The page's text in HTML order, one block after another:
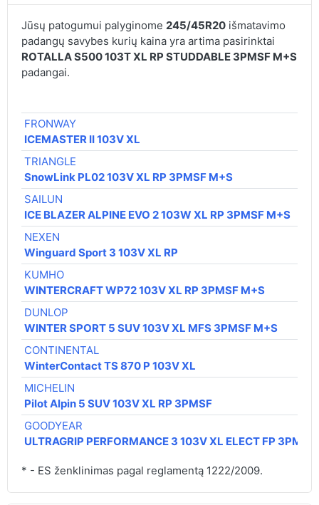
Jūsų patogumui palyginome 245/45R20išmatavimo
padangų savybes kurių kaina yra artima pasirinktai
ROTALLA S500 103T XL RP STUDDABLE 3PMSF M+S
padangai.
FRONWAY
ICEMASTER II 103V XL
TRIANGLE
SnowLink PL02 103V XL RP 3PMSF M+S
SAILUN
ICE BLAZER ALPINE EVO 2 103W XL RP 3PMSF M+S
NEXEN
Winguard Sport 3 103V XL RP
KUMHO
WINTERCRAFT WP72 103V XL RP 3PMSF M+S
DUNLOP
WINTER SPORT 5 SUV 103V XL MFS 3PMSF M+S
CONTINENTAL
WinterContact TS 870 P 103V XL
MICHELIN
Pilot Alpin 5 SUV 103V XL RP 3PMSF
GOODYEAR
ULTRAGRIP PERFORMANCE 3 103V XL ELECT FP
* - ES ženklinimas pagal reglamentą 1222/2009.